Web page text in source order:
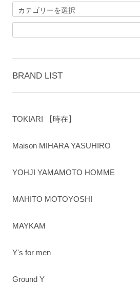
BRAND LIST
TOKIARI 【時在】
Maison MIHARA YASUHIRO
YOHJI YAMAMOTO HOMME
MAHITO MOTOYOSHI
MAYKAM
Y's for men
Ground Y